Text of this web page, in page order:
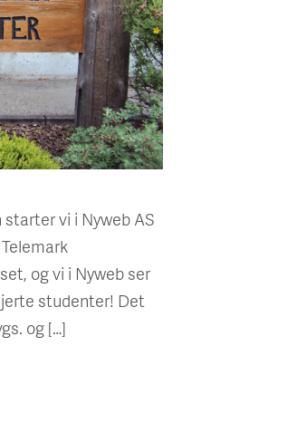
vi i Nyweb AS
og vi i Nyweb ser
studenter! Det
og […]